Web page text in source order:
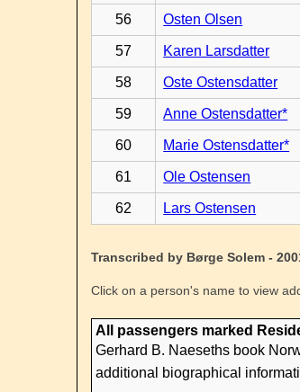
56 Osten Olsen
57 Karen Larsdatter
58 Oste Ostensdatter
59 Anne Ostensdatter*
60 Marie Ostensdatter*
61 Ole Ostensen
62 Lars Ostensen
Transcribed by Børge Solem -
Click on a person's name to view
All passengers marked
Gerhard B. Naeseths book
additional biographical